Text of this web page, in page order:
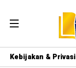
Kebijakan & Privasi